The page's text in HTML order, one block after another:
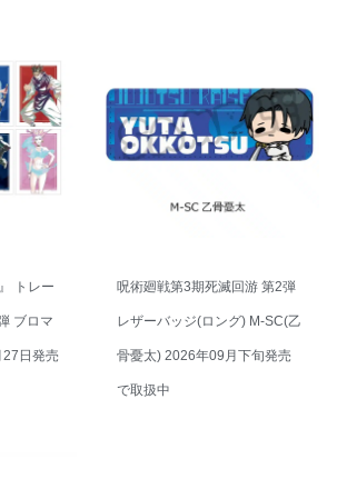
トレー
ブロマ
27日発売
呪術廻戦第3期死滅回游 第2弾
レザーバッジ(ロング) M-SC(乙
骨憂太) 2026年09月下旬発売
で取扱中